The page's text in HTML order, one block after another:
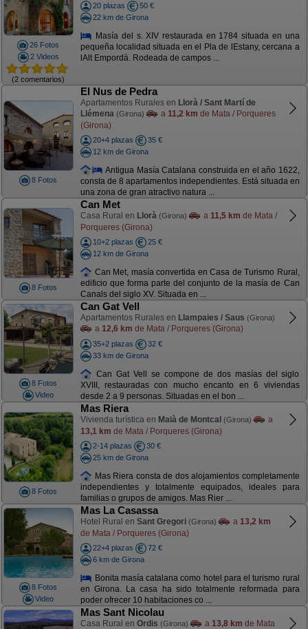
26 Fotos
2 Videos
(2 comentarios)
20 plazas
50 €
22 km de Girona
Masía del s. XIV restaurada en 1784 situada en una
pequeña localidad situada en el Pla de lEstany, cercana a
lAlt Empordà. Rodeada de campos ...
8 Fotos
El Nus de Pedra
Apartamentos Rurales en Llorà / Sant Martí de
Llémena (Girona) a 11,2 km de Mata / Porqueres
(Girona)
20+4 plazas
35 €
12 km de Girona
Antigua Masía Catalana construida en el año 1622,
consta de 8 apartamentos independientes. Está situada en
una zona de gran atractivo natura ...
8 Fotos
Can Met
Casa Rural en Llorà (Girona) a 11,5 km de Mata /
Porqueres (Girona)
10+2 plazas
25 €
12 km de Girona
Can Met, masía convertida en Casa de Turismo Rural,
edificio que forma parte del conjunto de la masía de Can
Canals del siglo XV. Situada en ...
8 Fotos
Video
Can Gat Vell
Apartamentos Rurales en Llampaies / Saus (Girona)
a 12,6 km de Mata / Porqueres (Girona)
35+2 plazas
32 €
33 km de Girona
Can Gat Vell se compone de dos masías del siglo
XVIII, restauradas con mucho encanto en 6 viviendas
desde 2 a 9 personas. Situadas en el bon ...
8 Fotos
Mas Riera
Vivienda turística en Maià de Montcal (Girona)
a
13,1 km de Mata / Porqueres (Girona)
2-14 plazas
30 €
25 km de Girona
Mas Riera consta de dos alojamientos completamente
independientes y totalmente equipados, ideales para
familias o grupos de amigos. Mas Rier ...
8 Fotos
Video
Mas La Casassa
Hotel Rural en Sant Gregori (Girona) a 13,2 km
de Mata / Porqueres (Girona)
22+4 plazas
72 €
6 km de Girona
Bonita masía catalana como hotel para el turismo rural
en Girona. La casa ha sido totalmente reformada para
poder ofrecer 10 habitaciones co ...
Mas Sant Nicolau
Casa Rural en Ordis (Girona) a 13,8 km de Mata